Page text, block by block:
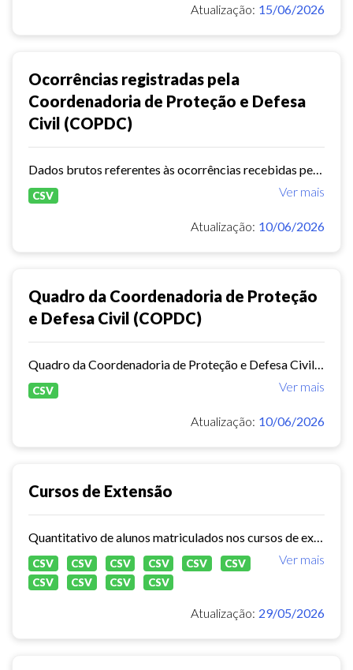
Atualização: 15/06/2026
Ocorrências registradas pela
Coordenadoria de Proteção e Defesa
Civil (COPDC)
Ver mais
CSV
Atualização: 10/06/2026
Quadro da Coordenadoria de Proteção
e Defesa Civil (COPDC)
Ver mais
CSV
Atualização: 10/06/2026
Cursos de Extensão
Ver mais
CSV CSV CSV CSV CSV
CSV
CSV
CSV CSV CSV
Atualização: 29/05/2026